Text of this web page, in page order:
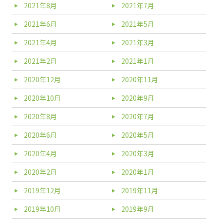
2021年8月
2021年7月
2021年6月
2021年5月
2021年4月
2021年3月
2021年2月
2021年1月
2020年12月
2020年11月
2020年10月
2020年9月
2020年8月
2020年7月
2020年6月
2020年5月
2020年4月
2020年3月
2020年2月
2020年1月
2019年12月
2019年11月
2019年10月
2019年9月